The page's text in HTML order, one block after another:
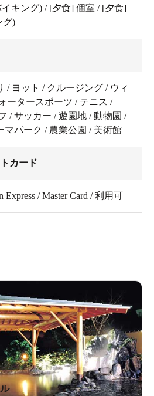
キング) / [夕食] 個室 / [夕食]
グ)
/ ヨット / クルージング / ウィ
ータースポーツ / テニス /
/ サッカー / 遊園地 / 動物園 /
マパーク / 農業公園 / 美術館
カード
Express / Master Card / 利用可